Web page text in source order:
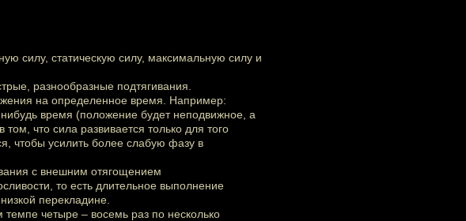
силу, статическую силу, максимальную силу и
разнообразные подтягивания.
на определенное время. Например:
время (положение будет неподвижное, а
что сила развивается только для того
чтобы усилить более слабую фазу в
с внешним отягощением
то есть длительное выполнение
перекладине.
четыре – восемь раз по несколько